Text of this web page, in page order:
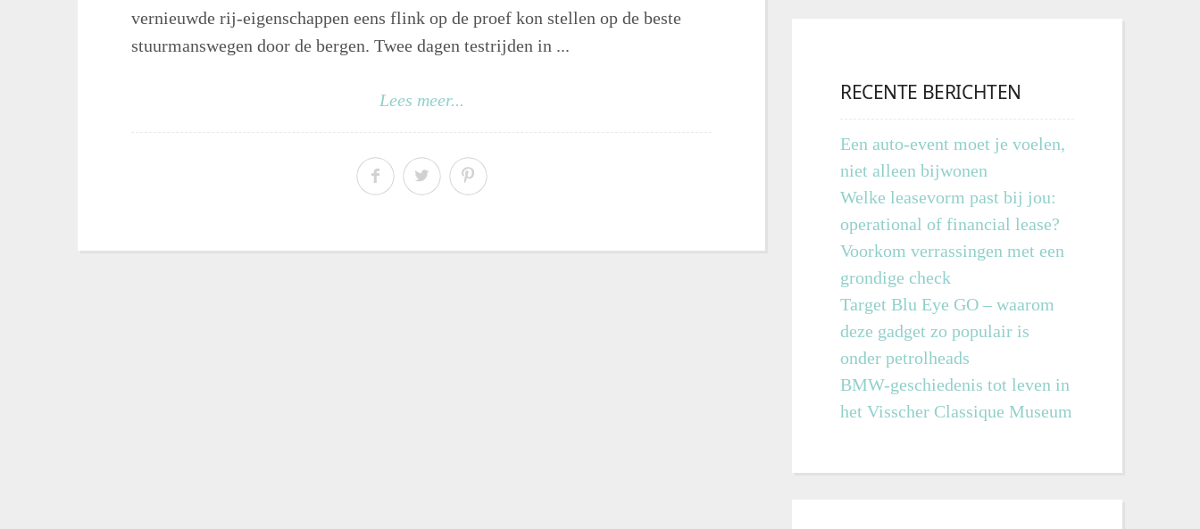
vernieuwde rij-eigenschappen eens flink op de proef kon stellen op de beste
stuurmanswegen door de bergen. Twee dagen testrijden in ...
Lees meer... RECENTE BERICHTEN
Een auto-event moet je voelen,
niet alleen bijwonen
Welke leasevorm past bij jou:
operational of financial lease?
Voorkom verrassingen met een
grondige check
Target Blu Eye GO – waarom
deze gadget zo populair is
onder petrolheads
BMW-geschiedenis tot leven in
het Visscher Classique Museum